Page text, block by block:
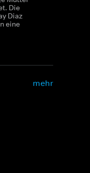
Die
Diaz
eine
mehr